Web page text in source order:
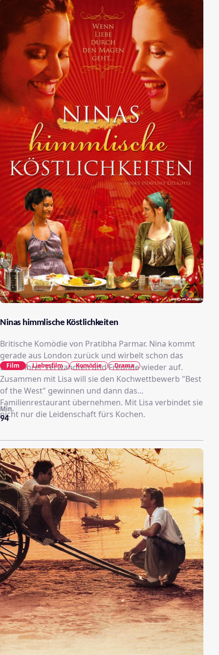
Sensationslust auslösten, soll ein fünf Jahre zuvor
produzierter Film um ein ähnliches Ereignis für
Nervenkitzel sorgen.
Ninas himmlische Köstlichkeiten
Britische Komödie von Pratibha Parmar. Nina kommt
gerade aus London zurück und wirbelt schon das
Leben ihrer Verwandten und Freunde wieder auf.
Zusammen mit Lisa will sie den Kochwettbewerb "Best
of the West" gewinnen und dann das
Familienrestaurant übernehmen. Mit Lisa verbindet sie
nicht nur die Leidenschaft fürs Kochen.
94
Min.
Film Liebesfilm Komödie Drama